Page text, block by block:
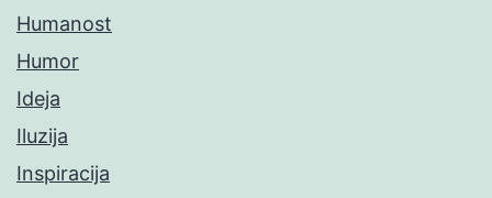
Humanost
Humor
Ideja
Iluzija
Inspiracija